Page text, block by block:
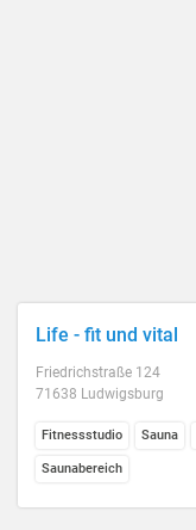
Life - fit und vital
Friedrichstraße 124
71638 Ludwigsburg
Fitnessstudio Sauna
Saunabereich